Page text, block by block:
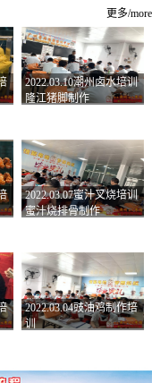
更多/more
2022.03.10潮州卤水培训
隆江猪脚制作
2022.03.07蜜汁叉烧培训
蜜汁烧排骨制作
2022.03.04豉油鸡制作培
训